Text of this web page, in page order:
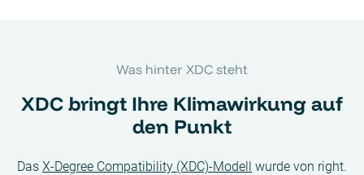
Was hinter XDC steht
XDC bringt Ihre Klimawirkung auf
den Punkt
Das X-Degree Compatibility (XDC)-Modell wurde von right.